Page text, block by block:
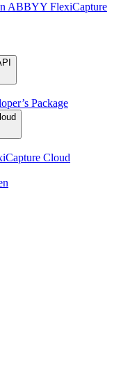
ABBYY FlexiCapture
Package
Cloud